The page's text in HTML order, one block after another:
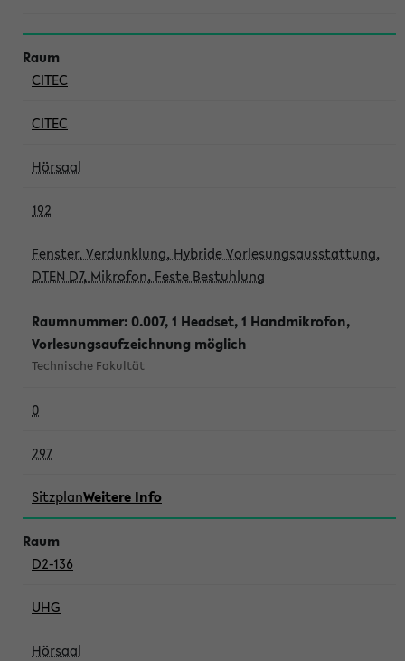
CITEC
CITEC
Hörsaal
192
Fenster, Verdunklung, Hybride Vorlesungsausstattung,
DTEN D7, Mikrofon, Feste Bestuhlung
Raumnummer: 0.007, 1 Headset, 1 Handmikrofon,
Vorlesungsaufzeichnung möglich
Technische Fakultät
0
297
SitzplanWeitere Info
D2-136
UHG
Hörsaal